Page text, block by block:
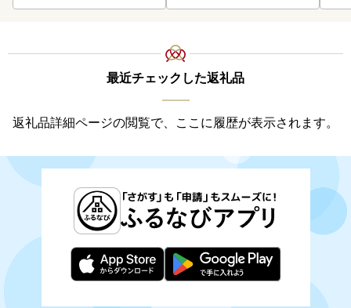
最近チェックした返礼品
返礼品詳細ページの閲覧で、ここに履歴が表示されます。